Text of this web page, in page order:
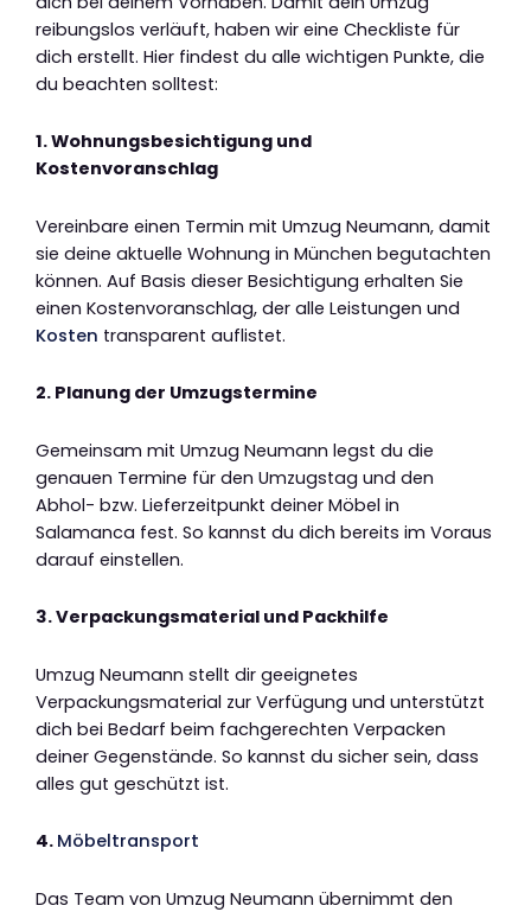
reibungslos verläuft, haben wir eine Checkliste für
dich erstellt. Hier findest du alle wichtigen Punkte, die
du beachten solltest:
1. Wohnungsbesichtigung und
Kostenvoranschlag
Vereinbare einen Termin mit Umzug Neumann, damit
sie deine aktuelle Wohnung in München begutachten
können. Auf Basis dieser Besichtigung erhalten Sie
einen Kostenvoranschlag, der alle Leistungen und
Kosten transparent auflistet.
2. Planung der Umzugstermine
Gemeinsam mit Umzug Neumann legst du die
genauen Termine für den Umzugstag und den
Abhol- bzw. Lieferzeitpunkt deiner Möbel in
Salamanca fest. So kannst du dich bereits im Voraus
darauf einstellen.
3. Verpackungsmaterial und Packhilfe
Umzug Neumann stellt dir geeignetes
Verpackungsmaterial zur Verfügung und unterstützt
dich bei Bedarf beim fachgerechten Verpacken
deiner Gegenstände. So kannst du sicher sein, dass
alles gut geschützt ist.
4. Möbeltransport
Das Team von Umzug Neumann übernimmt den